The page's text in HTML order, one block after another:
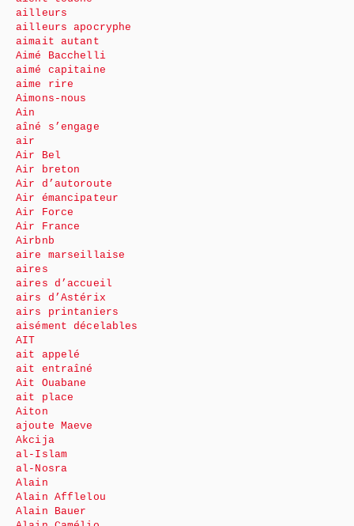
ailleurs
ailleurs apocryphe
aimait autant
Aimé Bacchelli
aimé capitaine
aime rire
Aimons-nous
Ain
aîné s’engage
air
Air Bel
Air breton
Air d’autoroute
Air émancipateur
Air Force
Air France
Airbnb
aire marseillaise
aires
aires d’accueil
airs d’Astérix
airs printaniers
aisément décelables
AIT
ait appelé
ait entraîné
Ait Ouabane
ait place
Aiton
ajoute Maeve
Akcija
al-Islam
al-Nosra
Alain
Alain Afflelou
Alain Bauer